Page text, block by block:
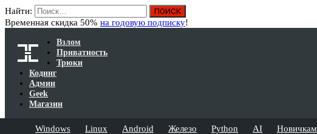
Найти:
Временная скидка 50% на годовую подписку!
Взлом
Приватность
Трюки
Кодинг
Админ
Geek
Магазин
Windows Linux Android Железо Python AI Новичкам